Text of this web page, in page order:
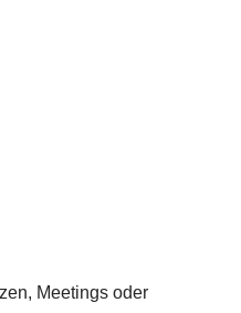
Meetings oder